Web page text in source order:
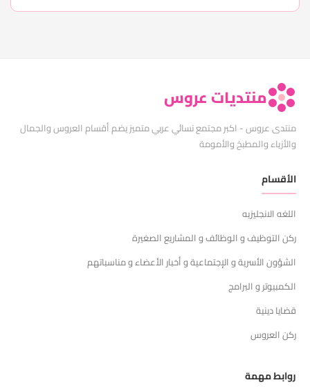
منتديات عروس
منتدى عروس - اكبر مجتمع نسائي عربي متميز يضم أقسام العروس والجمال
والأزياء والمطبخ والأمومة
الأقسام
اللغه الانجليزيه
ركن التوظيف و الوظائف و المشاريع الصغيرة
الشؤون الأسرية و الإجتماعية و أخبار الأعضاء و مناسباتهم
الكمبيوتر و البرامج
قضايا دينية
ركن العروس
روابط مهمة